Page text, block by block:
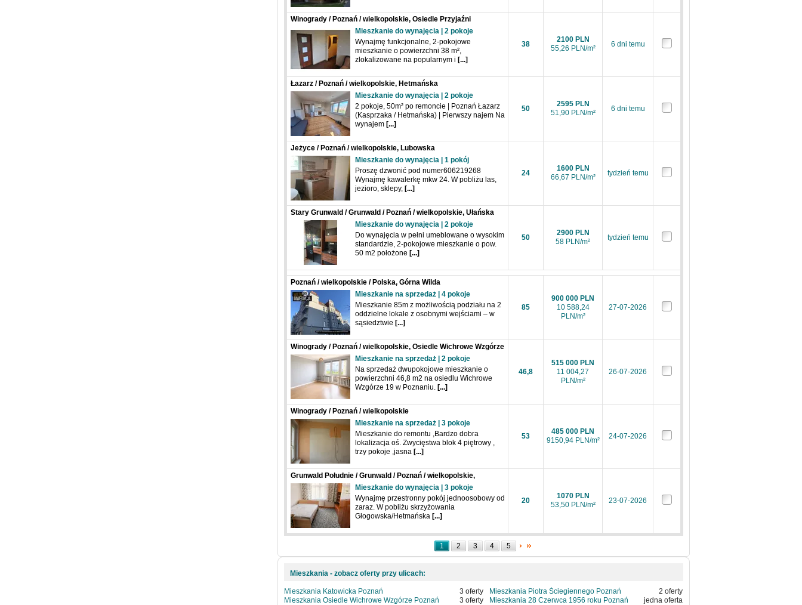
Winogrady / Poznań / wielkopolskie, Osiedle Przyjaźni
Mieszkanie do wynajęcia | 2 pokoje
Wynajmę funkcjonalne, 2-pokojowe
mieszkanie o powierzchni 38 m²,
zlokalizowane na popularnym i [...]
38
2100 PLN
55,26 PLN/m²
6 dni temu
Łazarz / Poznań / wielkopolskie, Hetmańska
Mieszkanie do wynajęcia | 2 pokoje
2 pokoje, 50m² po remoncie | Poznań Łazarz
(Kasprzaka / Hetmańska) | Pierwszy najem Na
wynajem [...]
50
2595 PLN
51,90 PLN/m²
6 dni temu
Jeżyce / Poznań / wielkopolskie, Lubowska
Mieszkanie do wynajęcia | 1 pokój
Proszę dzwonić pod numer606219268
Wynajmę kawalerkę mkw 24. W pobliżu las,
jezioro, sklepy, [...]
24
1600 PLN
66,67 PLN/m²
tydzień temu
Stary Grunwald / Grunwald / Poznań / wielkopolskie, Ułańska
Mieszkanie do wynajęcia | 2 pokoje
Do wynajęcia w pełni umeblowane o wysokim
standardzie, 2-pokojowe mieszkanie o pow.
50 m2 położone [...]
50
2900 PLN
58 PLN/m²
tydzień temu
Poznań / wielkopolskie / Polska, Górna Wilda
Mieszkanie na sprzedaż | 4 pokoje
Mieszkanie 85m z możliwością podziału na 2
oddzielne lokale z osobnymi wejściami – w
sąsiedztwie [...]
85
900 000 PLN
10 588,24
PLN/m²
27-07-2026
Winogrady / Poznań / wielkopolskie, Osiedle Wichrowe Wzgórze
Mieszkanie na sprzedaż | 2 pokoje
Na sprzedaż dwupokojowe mieszkanie o
powierzchni 46,8 m2 na osiedlu Wichrowe
Wzgórze 19 w Poznaniu. [...]
46,8
515 000 PLN
11 004,27
PLN/m²
26-07-2026
Winogrady / Poznań / wielkopolskie
Mieszkanie na sprzedaż | 3 pokoje
Mieszkanie do remontu ,Bardzo dobra
lokalizacja oś. Zwycięstwa blok 4 piętrowy ,
trzy pokoje ,jasna [...]
53
485 000 PLN
9150,94 PLN/m²
24-07-2026
Grunwald Południe / Grunwald / Poznań / wielkopolskie,
Hetmańska
Mieszkanie do wynajęcia | 3 pokoje
Wynajmę przestronny pokój jednoosobowy od
zaraz. W pobliżu skrzyżowania
Głogowska/Hetmańska [...]
20
1070 PLN
53,50 PLN/m²
23-07-2026
1 2 3 4 5
Mieszkania - zobacz oferty przy ulicach:
3 oferty
Mieszkania Katowicka Poznań
3 oferty
Mieszkania Osiedle Wichrowe Wzgórze Poznań
2 oferty
Mieszkania Piotra Ściegiennego Poznań
jedna oferta
Mieszkania 28 Czerwca 1956 roku Poznań